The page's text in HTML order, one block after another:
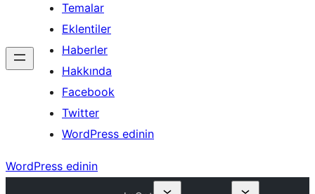
Temalar
Eklentiler
Haberler
Hakkında
Facebook
Twitter
WordPress edinin
WordPress edinin